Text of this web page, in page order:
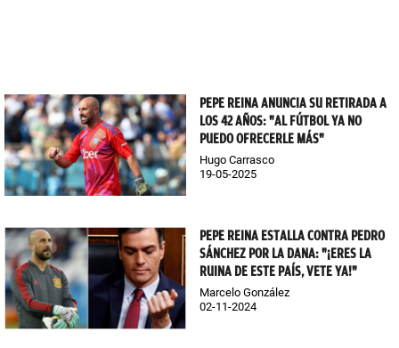
PEPE REINA ANUNCIA SU RETIRADA A
LOS 42 AÑOS: "AL FÚTBOL YA NO
PUEDO OFRECERLE MÁS"
Hugo Carrasco
19-05-2025
PEPE REINA ESTALLA CONTRA PEDRO
SÁNCHEZ POR LA DANA: "¡ERES LA
RUINA DE ESTE PAÍS, VETE YA!"
Marcelo González
02-11-2024